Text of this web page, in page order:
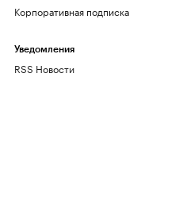
Корпоративная подписка
Уведомления
RSS Новости